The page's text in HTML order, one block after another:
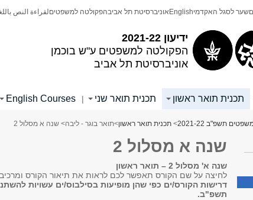
ידיעון 2021-22
הפקולטה למשפטים ע"ש בוכמן
אוניברסיטת תל אביב
שער לסגל האקדמיEnglish אוניברסיטת תל אביבהפקולטה למשפטיםلقراءة النص
תכנית תואר ראשון תכנית תואר שני |
English Courses
תשפ"ב 2021-22 > תכנית תואר ראשון>תואר בוגר - ליבה> שנה א מסלול 2
שנה א מסלול 2
שנה א' מסלול 2 – תואר ראשון
לחיצה על שם הקורס תאפשר לכם לראות את תיאור הקורס ומרכיבי
דרישות הקורס/ים כפי שהן מופיעות בסילבוס/ים עשויות
תשפ"ב.